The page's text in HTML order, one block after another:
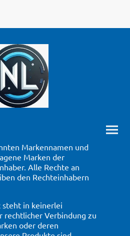
Markennamen und
Marken der
Alle Rechte an
den Rechteinhabern
steht in keinerlei
rechtlicher Verbindung zu
oder deren